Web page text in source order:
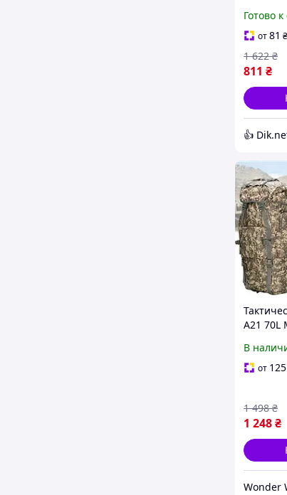
похода
военный
Готово
от81 ₴
811 ₴
1 622 ₴
A21 70L
большой
В
от 125
1 248₴
1 498 ₴
Wonder